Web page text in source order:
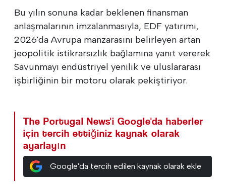
Bu yılın sonuna kadar beklenen finansman
anlaşmalarının imzalanmasıyla, EDF yatırımı,
2026'da Avrupa manzarasını belirleyen artan
jeopolitik istikrarsızlık bağlamına yanıt vererek
Savunmayı endüstriyel yenilik ve uluslararası
işbirliğinin bir motoru olarak pekiştiriyor.
The Portugal News'i Google'da haberler
için tercih ettiğiniz kaynak olarak
ayarlayın
Google'da tercih edilen kaynak olarak ekle